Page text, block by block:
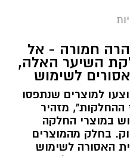
חמורה - אל
השיער האלה,
לשימוש
למוצרים שנתפסו
מזהיר
במוצרי החלקה
בחלק מהמוצרים
האסורה לשימוש